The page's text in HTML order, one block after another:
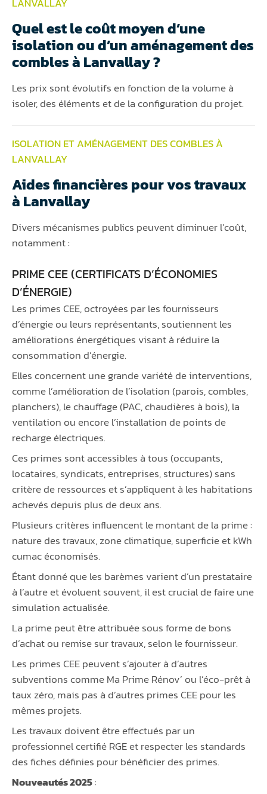
Quel est le coût moyen d’une
isolation ou d’un aménagement des
combles à Lanvallay ?
Les prix sont évolutifs en fonction de la volume à
isoler, des éléments et de la configuration du projet.
ISOLATION ET AMÉNAGEMENT DES COMBLES À
LANVALLAY
Aides financières pour vos travaux
à Lanvallay
Divers mécanismes publics peuvent diminuer l’coût,
notamment :
PRIME CEE (CERTIFICATS D’ÉCONOMIES
D’ÉNERGIE)
Les primes CEE, octroyées par les fournisseurs
d’énergie ou leurs représentants, soutiennent les
améliorations énergétiques visant à réduire la
consommation d’énergie.
Elles concernent une grande variété de interventions,
comme l’amélioration de l’isolation (parois, combles,
planchers), le chauffage (PAC, chaudières à bois), la
ventilation ou encore l’installation de points de
recharge électriques.
Ces primes sont accessibles à tous (occupants,
locataires, syndicats, entreprises, structures) sans
critère de ressources et s’appliquent à les habitations
achevés depuis plus de deux ans.
Plusieurs critères influencent le montant de la prime :
nature des travaux, zone climatique, superficie et kWh
cumac économisés.
Étant donné que les barèmes varient d’un prestataire
à l’autre et évoluent souvent, il est crucial de faire une
simulation actualisée.
La prime peut être attribuée sous forme de bons
d’achat ou remise sur travaux, selon le fournisseur.
Les primes CEE peuvent s’ajouter à d’autres
subventions comme Ma Prime Rénov’ ou l’éco-prêt à
taux zéro, mais pas à d’autres primes CEE pour les
mêmes projets.
Les travaux doivent être effectués par un
professionnel certifié RGE et respecter les standards
des fiches définies pour bénéficier des primes.
Nouveautés 2025: